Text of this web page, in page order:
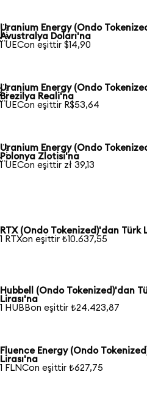
Uranium Energy (Ondo
Avustralya Doları'na
1 UECon eşittir $14,90
Uranium Energy (Ondo
Brezilya Reali'na
1 UECon eşittir R$53,64
Uranium Energy (Ondo
Polonya Zlotisi'na
1 UECon eşittir zł 39,13
RTX (Ondo Tokenized)'dan Türk
1 RTXon eşittir ₺10.637,55
Hubbell (Ondo Tokenized)'dan
Lirası'na
1 HUBBon eşittir ₺24.423,87
Fluence Energy (Ondo
Lirası'na
1 FLNCon eşittir ₺627,75